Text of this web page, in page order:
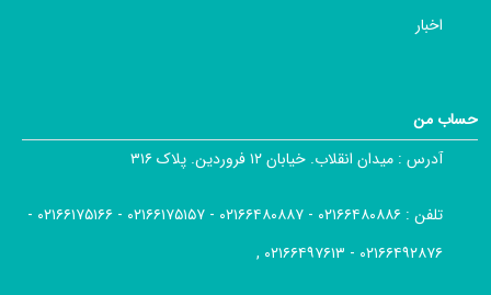
اخبار
حساب من
آدرس : میدان انقلاب. خیابان ۱۲ فروردین. پلاک ۳۱۶
تلفن :
۰۲۱۶۶۴۸۰۸۸۶ - ۰۲۱۶۶۴۸۰۸۸۷ - ۰۲۱۶۶۱۷۵۱۵۷ - ۰۲۱۶۶۱۷۵۱۶۶ -
۰۲۱۶۶۴۹۲۸۷۶ - ۰۲۱۶۶۴۹۷۶۱۳ ,